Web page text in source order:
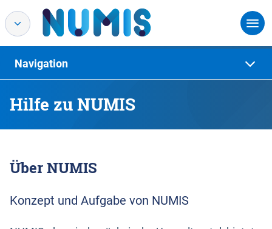
Hilfe zu NUMIS
Navigation
Über NUMIS
Konzept und Aufgabe von NUMIS